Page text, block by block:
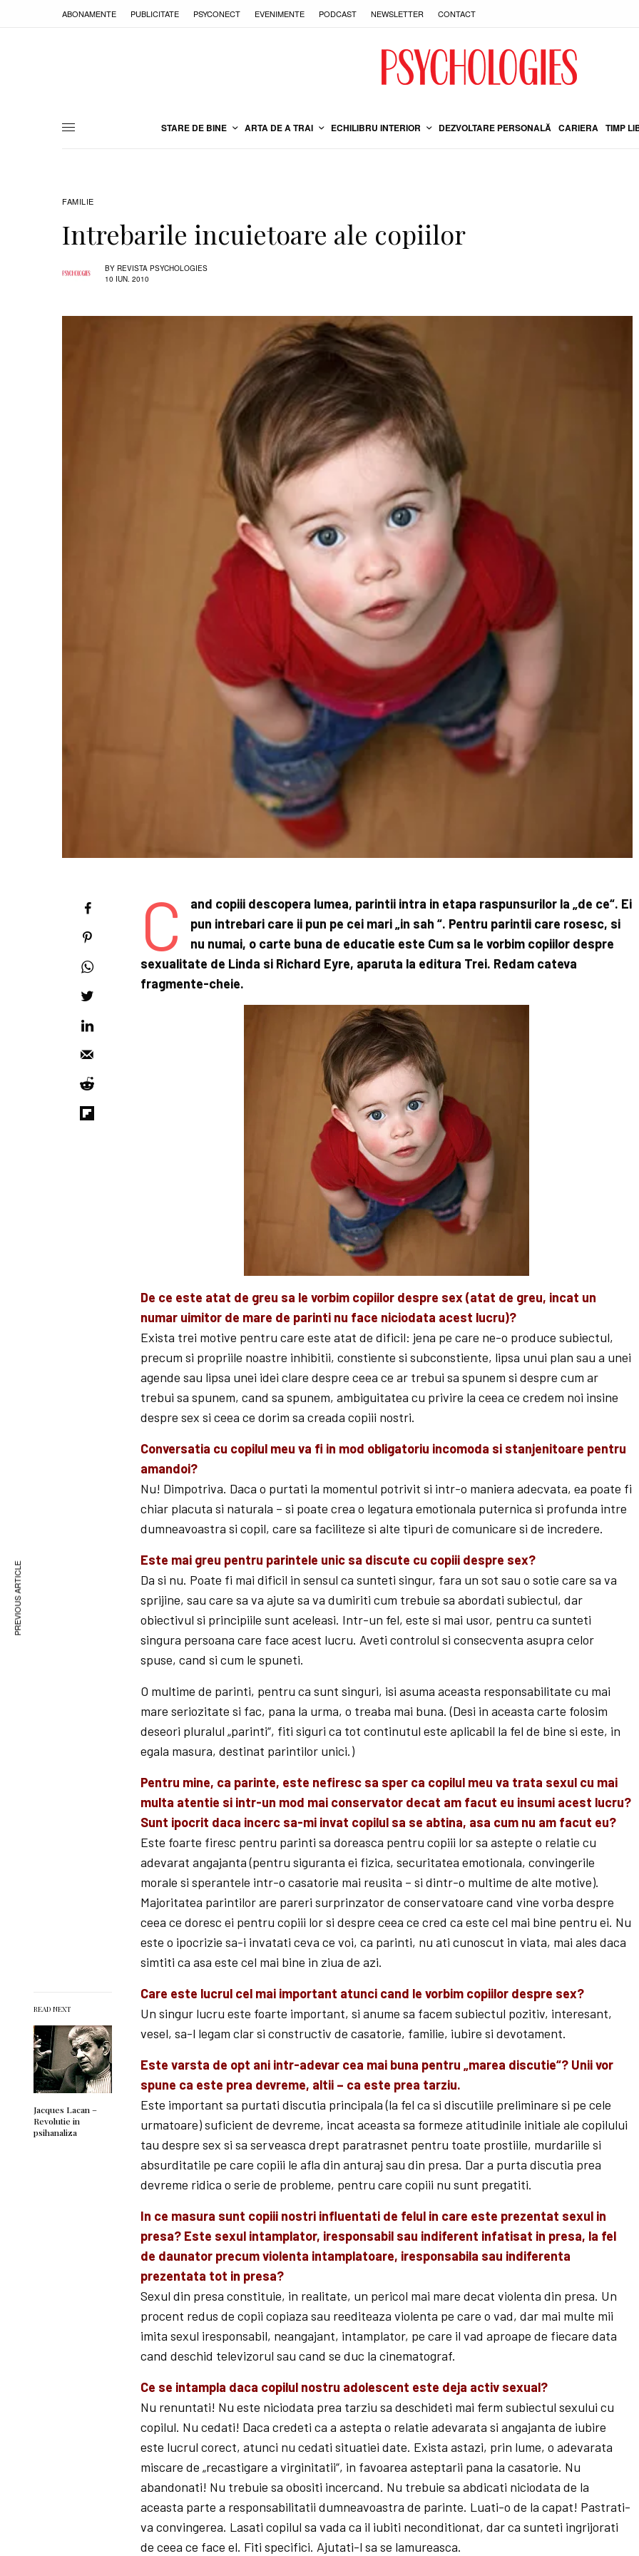
ABONAMENTE PUBLICITATE PSYCONECT EVENIMENTE PODCAST NEWSLETTER CONTACT
STARE DE BINE ARTA DE A TRAI ECHILIBRU INTERIOR DEZVOLTARE PERSONALĂ CARIERA TIMP
FAMILIE
Intrebarile incuietoare ale copiilor
BY REVISTA PSYCHOLOGIES
10 IUN. 2010
READ NEXT
Jacques Lacan –
Revolutie in
psihanaliza
C
and copiii descopera lumea, parintii intra in etapa raspunsurilor la „de ce“. Ei
pun intrebari care ii pun pe cei mari „in sah “. Pentru parintii care rosesc, si
nu numai, o carte buna de educatie este Cum sa le vorbim copiilor despre
sexualitate de Linda si Richard Eyre, aparuta la editura Trei. Redam cateva
fragmente-cheie.
De ce este atat de greu sa le vorbim copiilor despre sex (atat de greu, incat un
numar uimitor de mare de parinti nu face niciodata acest lucru)?
Exista trei motive pentru care este atat de dificil: jena pe care ne-o produce subiectul,
precum si propriile noastre inhibitii, constiente si subconstiente, lipsa unui plan sau a unei
agende sau lipsa unei idei clare despre ceea ce ar trebui sa spunem si despre cum ar
trebui sa spunem, cand sa spunem, ambiguitatea cu privire la ceea ce credem noi insine
despre sex si ceea ce dorim sa creada copiii nostri.
Conversatia cu copilul meu va fi in mod obligatoriu incomoda si stanjenitoare pentru
amandoi?
Nu! Dimpotriva. Daca o purtati la momentul potrivit si intr-o maniera adecvata, ea poate fi
chiar placuta si naturala – si poate crea o legatura emotionala puternica si profunda intre
dumneavoastra si copil, care sa faciliteze si alte tipuri de comunicare si de incredere.
Este mai greu pentru parintele unic sa discute cu copiii despre sex?
Da si nu. Poate fi mai dificil in sensul ca sunteti singur, fara un sot sau o sotie care sa va
sprijine, sau care sa va ajute sa va dumiriti cum trebuie sa abordati subiectul, dar
obiectivul si principiile sunt aceleasi. Intr-un fel, este si mai usor, pentru ca sunteti
singura persoana care face acest lucru. Aveti controlul si consecventa asupra celor
spuse, cand si cum le spuneti.
O multime de parinti, pentru ca sunt singuri, isi asuma aceasta responsabilitate cu mai
mare seriozitate si fac, pana la urma, o treaba mai buna. (Desi in aceasta carte folosim
deseori pluralul „parinti“, fiti siguri ca tot continutul este aplicabil la fel de bine si este, in
egala masura, destinat parintilor unici.)
Pentru mine, ca parinte, este nefiresc sa sper ca copilul meu va trata sexul cu mai
multa atentie si intr-un mod mai conservator decat am facut eu insumi acest lucru?
Sunt ipocrit daca incerc sa-mi invat copilul sa se abtina, asa cum nu am facut eu?
Este foarte firesc pentru parinti sa doreasca pentru copiii lor sa astepte o relatie cu
adevarat angajanta (pentru siguranta ei fizica, securitatea emotionala, convingerile
morale si sperantele intr-o casatorie mai reusita – si dintr-o multime de alte motive).
Majoritatea parintilor are pareri surprinzator de conservatoare cand vine vorba despre
ceea ce doresc ei pentru copiii lor si despre ceea ce cred ca este cel mai bine pentru ei. Nu
este o ipocrizie sa-i invatati ceva ce voi, ca parinti, nu ati cunoscut in viata, mai ales daca
simtiti ca asa este cel mai bine in ziua de azi.
Care este lucrul cel mai important atunci cand le vorbim copiilor despre sex?
Un singur lucru este foarte important, si anume sa facem subiectul pozitiv, interesant,
vesel, sa-l legam clar si constructiv de casatorie, familie, iubire si devotament.
Este varsta de opt ani intr-adevar cea mai buna pentru „marea discutie“? Unii vor
spune ca este prea devreme, altii – ca este prea tarziu.
Este important sa purtati discutia principala (la fel ca si discutiile preliminare si pe cele
urmatoare) suficient de devreme, incat aceasta sa formeze atitudinile initiale ale copilului
tau despre sex si sa serveasca drept paratrasnet pentru toate prostiile, murdariile si
absurditatile pe care copiii le afla din anturaj sau din presa. Dar a purta discutia prea
devreme ridica o serie de probleme, pentru care copiii nu sunt pregatiti.
In ce masura sunt copiii nostri influentati de felul in care este prezentat sexul in
presa? Este sexul intamplator, iresponsabil sau indiferent infatisat in presa, la fel
de daunator precum violenta intamplatoare, iresponsabila sau indiferenta
prezentata tot in presa?
Sexul din presa constituie, in realitate, un pericol mai mare decat violenta din presa. Un
procent redus de co­pii copiaza sau reedi­teaza violenta pe care o vad, dar mai multe mii
imita sexul iresponsabil, neangajant, intamplator, pe care il vad aproape de fiecare data
cand deschid televizorul sau cand se duc la cinematograf.
Ce se intampla daca copilul nostru adolescent este deja activ sexual?
Nu renuntati! Nu este niciodata prea tar­ziu sa deschideti mai ferm subiectul sexului cu
copilul. Nu cedati! Daca credeti ca a astepta o relatie adevarata si angajanta de iu­bire
este lucrul corect, atunci nu cedati situatiei date. Exista astazi, prin lume, o adevarata
miscare de „recastigare a virginitatii“, in favoarea asteptarii pa­na la casatorie. Nu
abandonati! Nu trebuie sa obositi incercand. Nu trebuie sa abdicati niciodata de la
aceasta parte a responsa­bilitatii dumneavoastra de parinte. Luati-o de la capat! Pastrati-
va con­vin­gerea. Lasati copilul sa vada ca il iubiti neconditionat, dar ca sun­teti ingrijorati
de ceea ce face el. Fiti specifici. Ajutati-l sa se lamureasca.
PREVIOUS ARTICLE